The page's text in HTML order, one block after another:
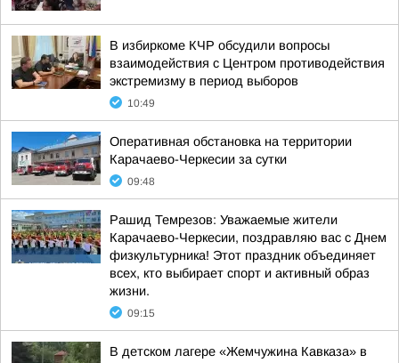
В избиркоме КЧР обсудили вопросы
взаимодействия с Центром противодействия
экстремизму в период выборов
10:49
Оперативная обстановка на территории
Карачаево-Черкесии за сутки
09:48
Рашид Темрезов: Уважаемые жители
Карачаево-Черкесии, поздравляю вас с Днем
физкультурника! Этот праздник объединяет
всех, кто выбирает спорт и активный образ
жизни.
09:15
В детском лагере «Жемчужина Кавказа» в